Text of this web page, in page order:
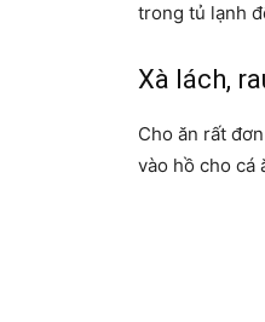
trong tủ lạnh
Xà lách,
Cho ăn rất
vào hồ cho cá